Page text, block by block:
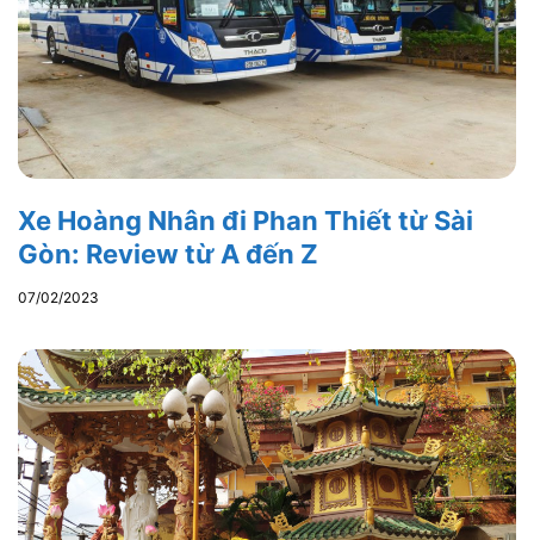
Xe Hoàng Nhân đi Phan Thiết từ Sài
Gòn: Review từ A đến Z
07/02/2023